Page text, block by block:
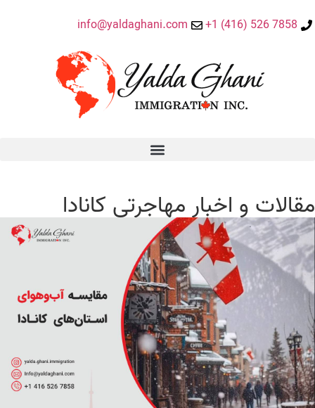
7858 526 (416) 1+
info@yaldaghani.com
مقالات و اخبار مهاجرتی کانادا